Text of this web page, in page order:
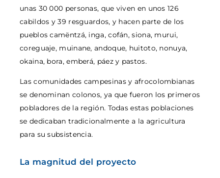
unas 30 000 personas, que viven en unos 126
cabildos y 39 resguardos, y hacen parte de los
pueblos camëntzá, inga, cofán, siona, murui,
coreguaje, muinane, andoque, huitoto, nonuya,
okaina, bora, emberá, páez y pastos.
Las comunidades campesinas y afrocolombianas
se denominan colonos, ya que fueron los primeros
pobladores de la región. Todas estas poblaciones
se dedicaban tradicionalmente a la agricultura
para su subsistencia.
La magnitud del proyecto